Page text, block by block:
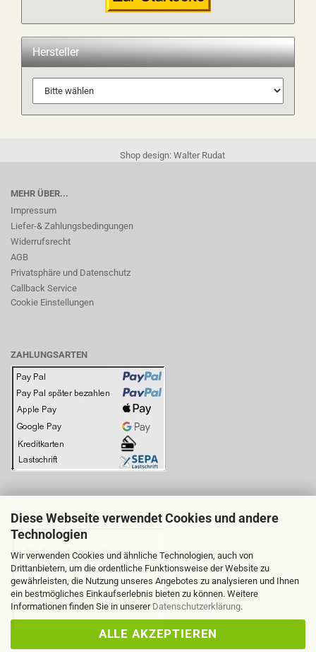
Diese Webseite verwendet Cookies und andere
Technologien
Wir verwenden Cookies und ähnliche Technologien, auch von
Drittanbietern, um die ordentliche Funktionsweise der Website zu
gewährleisten, die Nutzung unseres Angebotes zu analysieren und Ihnen
ein bestmögliches Einkaufserlebnis bieten zu können. Weitere
Informationen finden Sie in unserer Datenschutzerklärung.
ALLE AKZEPTIEREN
Hersteller
Shop design: Walter Rudat
MEHR ÜBER...
Impressum
Liefer-& Zahlungsbedingungen
Widerrufsrecht
AGB
Privatsphäre und Datenschutz
Callback Service
Cookie Einstellungen
ZAHLUNGSARTEN
BITTE BEACHTEN SIE: